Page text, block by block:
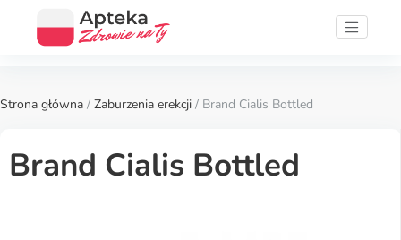
Strona główna / Zaburzenia erekcji / Brand Cialis Bottled
Brand Cialis Bottled